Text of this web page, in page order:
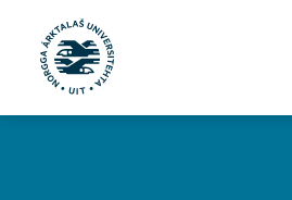
Gå til hovedinnhold